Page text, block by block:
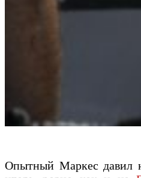
Опытный Маркес давил